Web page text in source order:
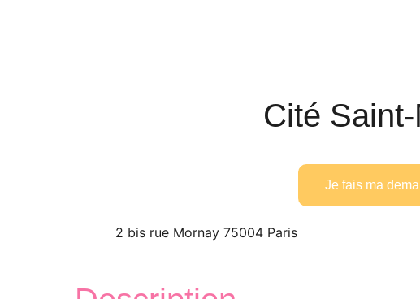
Cité
Je fais ma
2 bis rue Mornay 75004 Paris